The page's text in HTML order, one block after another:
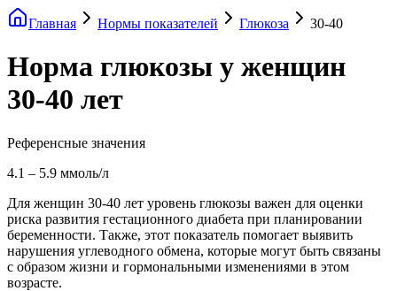
Главная Нормы показателей Глюкоза 30-40
Норма глюкозы у женщин
30-40 лет
Референсные значения
4.1 – 5.9 ммоль/л
Для женщин 30-40 лет уровень глюкозы важен для оценки
риска развития гестационного диабета при планировании
беременности. Также, этот показатель помогает выявить
нарушения углеводного обмена, которые могут быть связаны
с образом жизни и гормональными изменениями в этом
возрасте.